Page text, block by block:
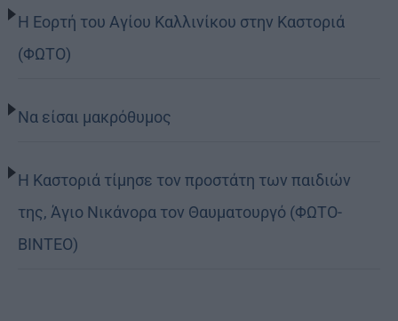
Η Εορτή του Αγίου Καλλινίκου στην Καστοριά
(ΦΩΤΟ)
Να είσαι μακρόθυμος
Η Καστοριά τίμησε τον προστάτη των παιδιών
της, Άγιο Νικάνορα τον Θαυματουργό (ΦΩΤΟ-
ΒΙΝΤΕΟ)